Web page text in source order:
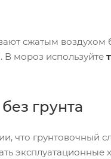
сжатым воздухом
В мороз используйте
грунта
что грунтовочный
эксплуатационные